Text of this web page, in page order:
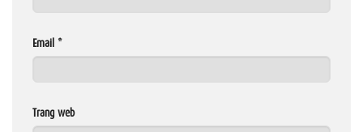
Email *
Trang web